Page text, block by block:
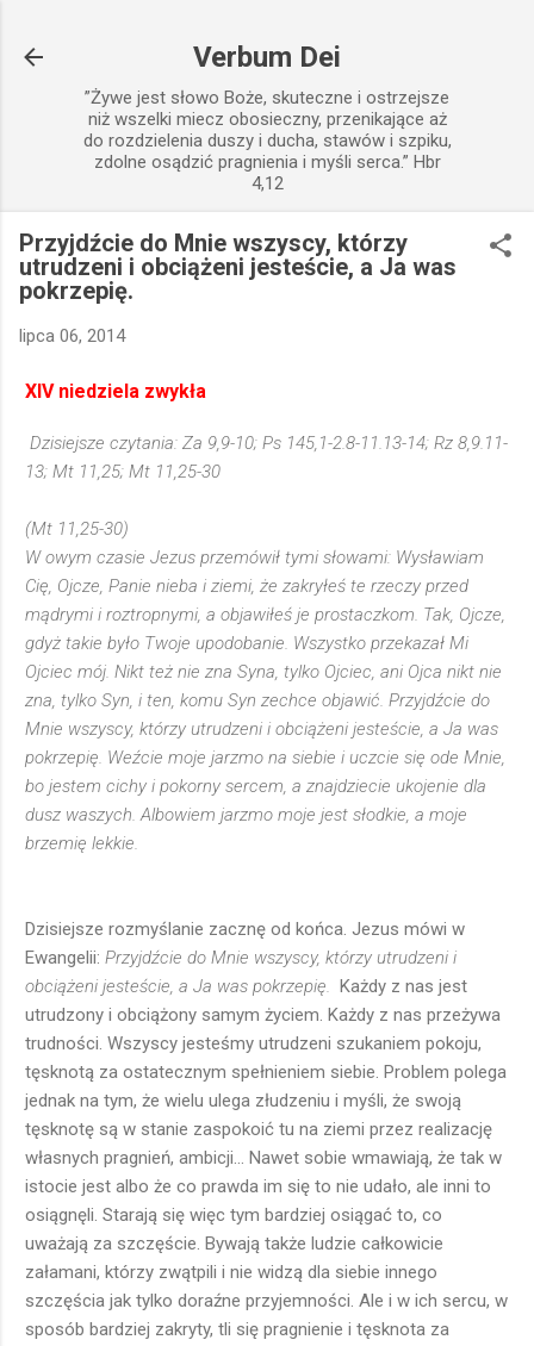
Verbum Dei
”Żywe jest słowo Boże, skuteczne i ostrzejsze
niż wszelki miecz obosieczny, przenikające aż
do rozdzielenia duszy i ducha, stawów i szpiku,
zdolne osądzić pragnienia i myśli serca.” Hbr
4,12
Przyjdźcie do Mnie wszyscy, którzy
utrudzeni i obciążeni jesteście, a Ja was
pokrzepię.
lipca 06, 2014
XIV niedziela zwykła
Dzisiejsze czytania: Za 9,9-10; Ps 145,1-2.8-11.13-14; Rz 8,9.11-
13; Mt 11,25; Mt 11,25-30
(Mt 11,25-30)
W owym czasie Jezus przemówił tymi słowami: Wysławiam
Cię, Ojcze, Panie nieba i ziemi, że zakryłeś te rzeczy przed
mądrymi i roztropnymi, a objawiłeś je prostaczkom. Tak, Ojcze,
gdyż takie było Twoje upodobanie. Wszystko przekazał Mi
Ojciec mój. Nikt też nie zna Syna, tylko Ojciec, ani Ojca nikt nie
zna, tylko Syn, i ten, komu Syn zechce objawić. Przyjdźcie do
Mnie wszyscy, którzy utrudzeni i obciążeni jesteście, a Ja was
pokrzepię. Weźcie moje jarzmo na siebie i uczcie się ode Mnie,
bo jestem cichy i pokorny sercem, a znajdziecie ukojenie dla
dusz waszych. Albowiem jarzmo moje jest słodkie, a moje
brzemię lekkie.
Dzisiejsze rozmyślanie zacznę od końca. Jezus mówi w
Ewangelii: Przyjdźcie do Mnie wszyscy, którzy utrudzeni i
obciążeni jesteście, a Ja was pokrzepię.
Każdy z nas jest
utrudzony i obciążony samym życiem. Każdy z nas przeżywa
trudności. Wszyscy jesteśmy utrudzeni szukaniem pokoju,
tęsknotą za ostatecznym spełnieniem siebie. Problem polega
jednak na tym, że wielu ulega złudzeniu i myśli, że swoją
tęsknotę są w stanie zaspokoić tu na ziemi przez realizację
własnych pragnień, ambicji... Nawet sobie wmawiają, że tak w
istocie jest albo że co prawda im się to nie udało, ale inni to
osiągnęli. Starają się więc tym bardziej osiągać to, co
uważają za szczęście. Bywają także ludzie całkowicie
załamani, którzy zwątpili i nie widzą dla siebie innego
szczęścia jak tylko doraźne przyjemności. Ale i w ich sercu, w
sposób bardziej zakryty, tli się pragnienie i tęsknota za